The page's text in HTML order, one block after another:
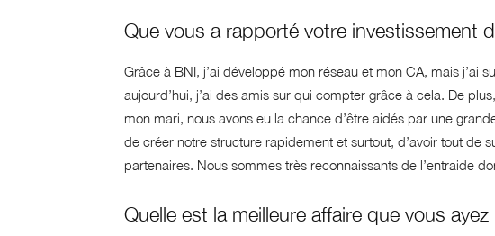
Que vous a rapporté votre investissement
Grâce à BNI, j’ai développé mon réseau et mon CA, mais j’ai
aujourd’hui, j’ai des amis sur qui compter grâce à cela. De
mon mari, nous avons eu la chance d’être aidés par une
de créer notre structure rapidement et surtout, d’avoir tout de
partenaires. Nous sommes très reconnaissants de l’entraide
Quelle est la meilleure affaire que vous